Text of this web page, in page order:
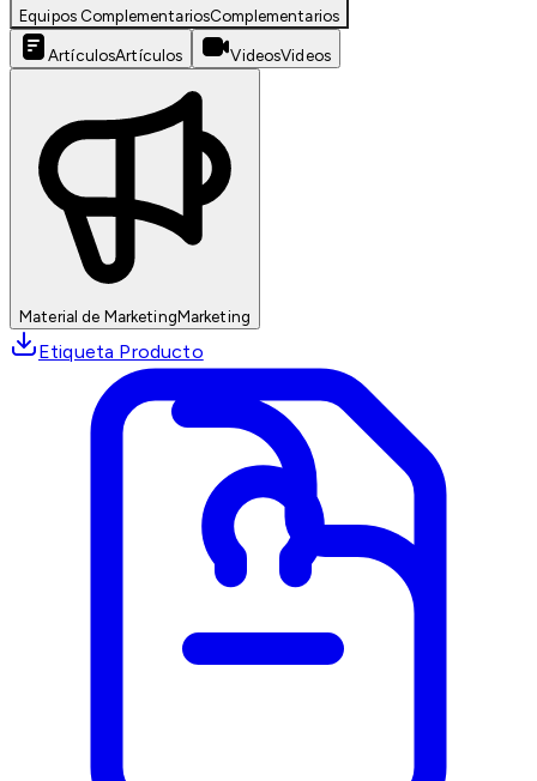
Equipos ComplementariosComplementarios
ArtículosArtículos VideosVideos
Material de MarketingMarketing
Etiqueta Producto